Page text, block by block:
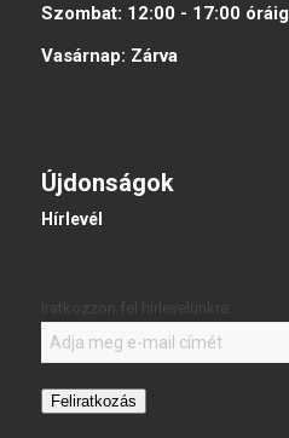
Szombat: 12:00 - 17:00 óráig
Vasárnap: Zárva
Újdonságok
Hírlevél
Feliratkozás